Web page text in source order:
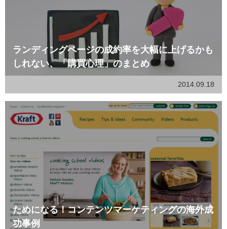
ランディングページの成約率を大幅に上げるかも
しれない、「購買心理」のまとめ
2014.09.18
ためになる！コンテンツマーケティングの海外成
功事例